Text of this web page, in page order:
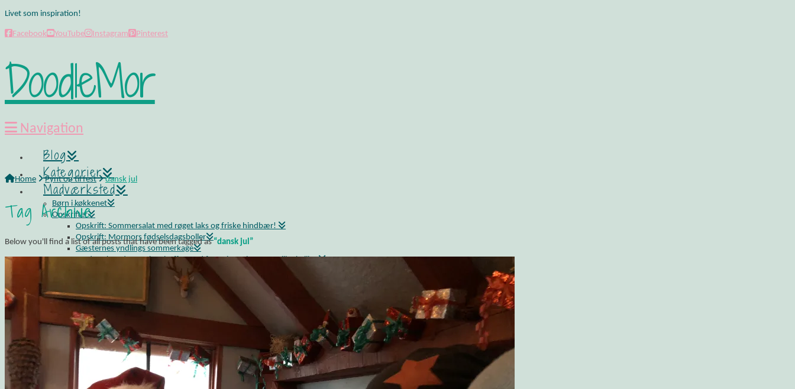
Livet som inspiration!
Facebook YouTube Instagram Pinterest
DoodleMor
Navigation
Blog
Kategorier
Madværksted
Børn i køkkenet
Opskrifter
Opskrift: Sommersalat med røget laks og friske hindbær!
Opskrift: Mormors fødselsdagsboller
Gæsternes yndlings sommerkage
Madværkstedet: Frokostbuffet med farverige salater og grillet kylling
Opskrift: Luksusagtig brunsviger
Opskrift: Saftige “romkugler”, der overholder sukkerpolitikken!
Fluffy søndagspandekager med blåbærsylt
Opskrift: Fastelavnsboller med hindbærskum
Gemalens Kager – Galleri
Nyhedsbrev
Om mig
Mine foretrukne webshops
Inspirerende blogs
Home Pynt op til fest dansk jul
Tag Archive
Below you'll find a list of all posts that have been tagged as“dansk jul”